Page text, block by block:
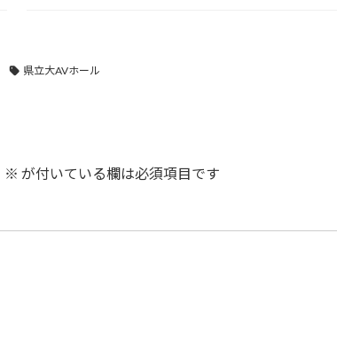
県立大AVホール
※ が付いている欄は必須項目です